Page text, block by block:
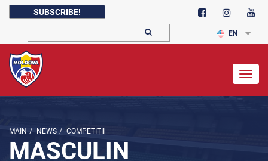
SUBSCRIBE!
EN
MAIN / NEWS / COMPETIȚII
MASCULIN